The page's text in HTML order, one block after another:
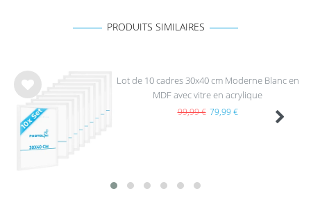
PRODUITS SIMILAIRES
List
e de
sou
hait
s
Lot de 10 cadres 30x40 cm Moderne Blanc en
MDF avec vitre en acrylique
99,99 € 79,99 €